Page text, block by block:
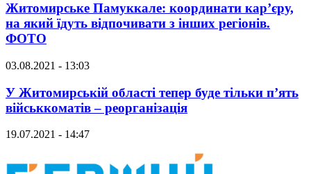
Житомирське Памуккале: координати кар’єру,
на який їдуть відпочивати з інших регіонів.
ФОТО
03.08.2021 - 13:03
У Житомирській області тепер буде тільки п’ять
військкоматів – реорганізація
19.07.2021 - 14:47